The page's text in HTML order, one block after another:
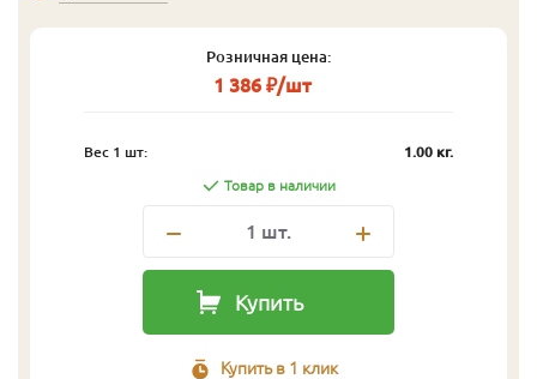
Розничная цена:
1 386 ₽/шт
Вес 1 шт: 1.00 кг.
Товар в наличии
1 шт.
Купить
Купить в 1 клик